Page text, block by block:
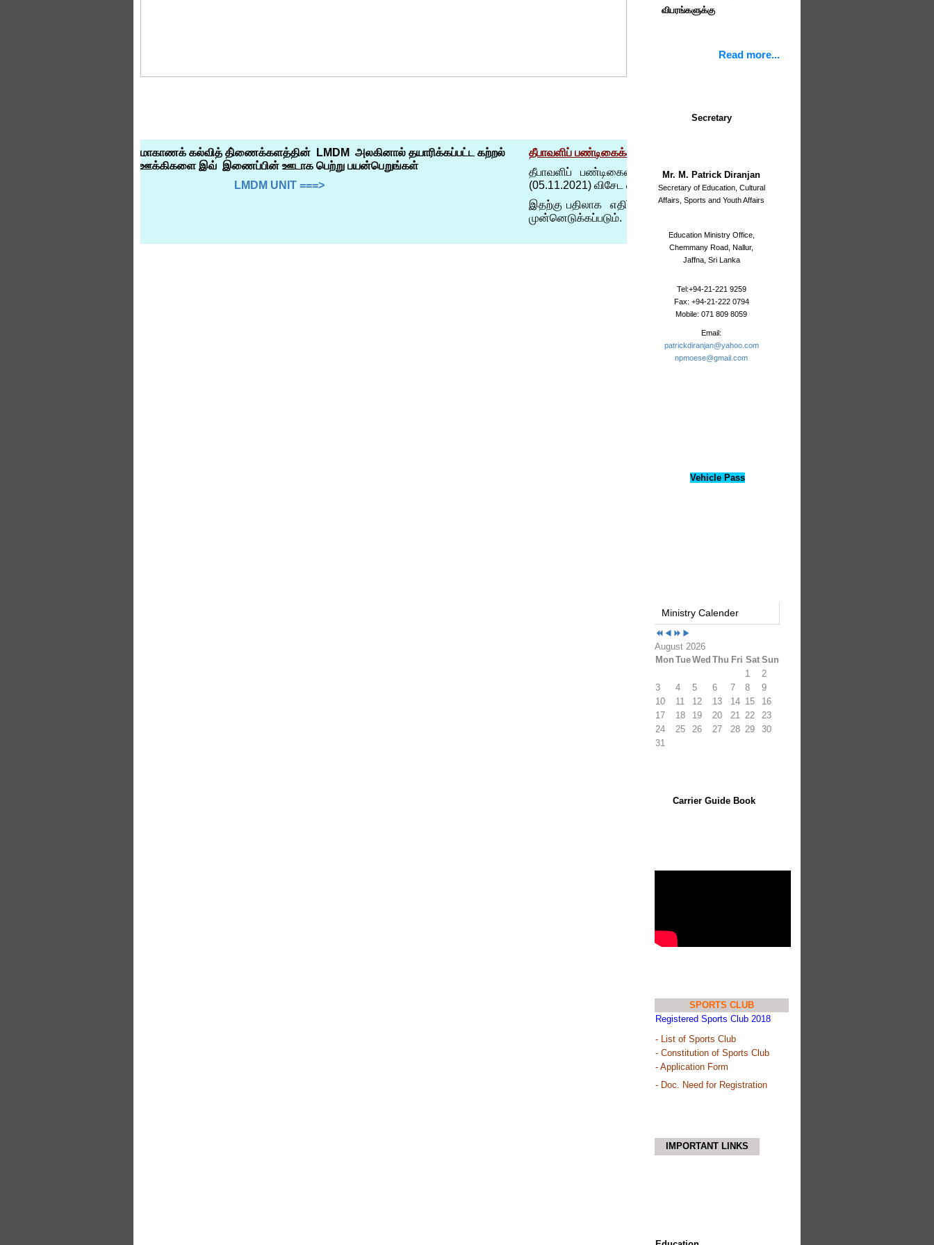
தீபாவளிப் பண்டிகையை முன்னிட்டு வட மாகாணப்
(05.11.2021) விசேட விடுமுறையாக வட மாகாண கௌரவ
இதற்கு பதிலாக எதிர்வரும் 13.11.2021 (சனிக்கிழமை) அன்று
மாணவர்களே! வட மாகாணக் கல்வித் தி்ணைக்களத்தின் LMDM அலகினால் தயாரிக்கப்பட்ட கற்றல்
ஊக்கிகளை இவ் இணைப்பின் ஊடாக பெற்று பயன்பெறுங்கள்
விபரங்களுக்கு
இடமாற்றத்தை பெற விரும்பாத
Form/02/Tr/CO/2027)
Read more...
Secretary
Mr. M. Patrick Diranjan
Secretary of Education, Cultural
Affairs, Sports and Youth Affairs
Education Ministry Office,
Chemmany Road, Nallur,
Jaffna, Sri Lanka
Tel:+94-21-221 9259
Fax: +94-21-222 0794
Mobile: 071 809 8059
Email:
patrickdiranjan@yahoo.com
npmoese@gmail.com
Vehicle Pass
Ministry Calender
August 2026
Mon TueWed Thu Fri Sat Sun
1
2
3
4 5 6 7 8
9
10
11 12 13 14 15
16
17
18 19 20 21 22
23
24
25 26 27 28 29
30
31
Carrier Guide Book
SPORTS CLUB
Registered Sports Club2018
- List of Sports Club
-Constitution of Sports Club
-Application Form
- Doc. Need for Registration
IMPORTANT LINKS